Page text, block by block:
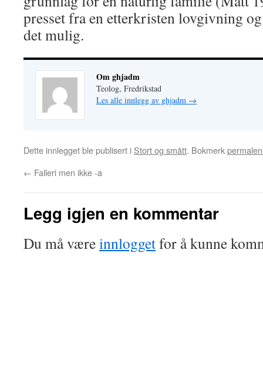
presset fra en etterkristen lovgivning
det mulig.
Om ghjadm
Teolog, Fredrikstad
Les alle innlegg av ghjadm →
Dette innlegget ble publisert i Stort og smått. Bokmerk
← Falleri men ikke -a
Legg igjen en kommentar
Du må væreinnloggetfor å kunne